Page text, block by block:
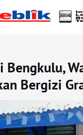
Bengkulu,
Bergizi